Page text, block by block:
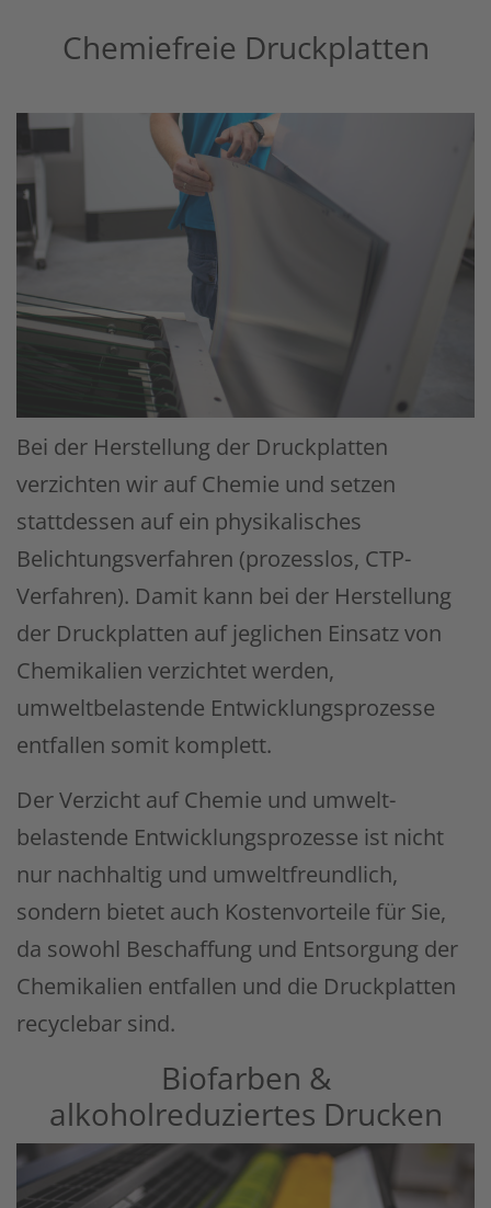
Chemiefreie Druckplatten
Bei der Herstellung der Druckplatten
verzichten wir auf Chemie und setzen
stattdessen auf ein physika­lisches
Belichtungsverfahren (prozesslos, CTP-
Verfahren). Damit kann bei der Herstellung
der Druckplatten auf jeglichen Einsatz von
Chemikalien verzichtet werden,
umweltbelastende Entwicklungs­prozesse
entfallen somit komplett.
Der Verzicht auf Chemie und umwelt­
belastende Ent­wick­lungs­prozesse ist nicht
nur nachhaltig und umwelt­freundlich,
sondern bietet auch Kosten­vor­teile für Sie,
da sowohl Be­schaffung und Ent­sorgung der
Chemikalien entfallen und die Druck­platten
recyclebar sind.
Biofarben &
alkoholreduziertes Drucken